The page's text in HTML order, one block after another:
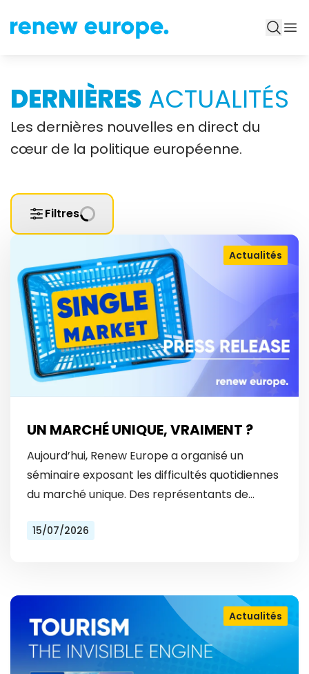
DERNIÈRES ACTUALITÉS
Les dernières nouvelles en direct du
cœur de la politique européenne.
Filtres
Actualités
UN MARCHÉ UNIQUE, VRAIMENT ?
Aujourd’hui, Renew Europe a organisé un
séminaire exposant les difficultés quotidiennes
du marché unique. Des représentants de
auxquels ils font face tous les…
15/07/2026
Actualités